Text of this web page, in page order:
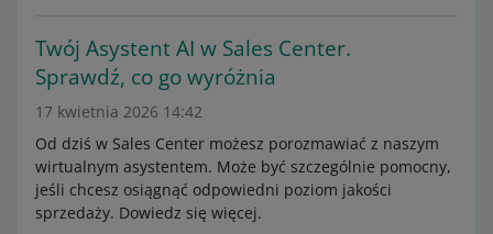
Twój Asystent AI w Sales Center.
Sprawdź, co go wyróżnia
17 kwietnia 2026 14:42
Od dziś w Sales Center możesz porozmawiać z naszym
wirtualnym asystentem. Może być szczególnie pomocny,
jeśli chcesz osiągnąć odpowiedni poziom jakości
sprzedaży. Dowiedz się więcej.